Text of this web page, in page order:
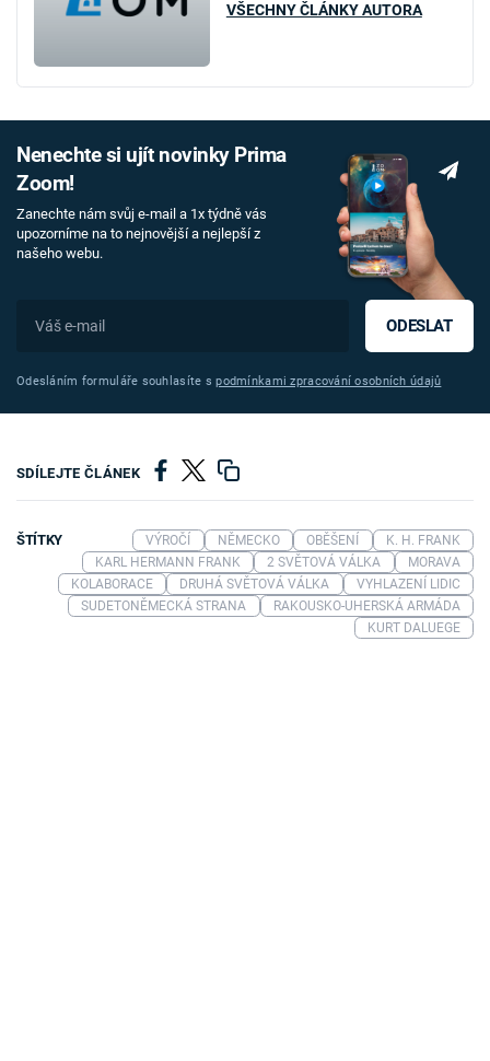
VŠECHNY ČLÁNKY AUTORA
Nenechte si ujít novinky Prima
Zoom!
Zanechte nám svůj e-mail a 1x týdně vás
upozorníme na to nejnovější a nejlepší z
našeho webu.
ODESLAT
Odesláním formuláře souhlasíte spodmínkami zpracování osobních údajů
SDÍLEJTE ČLÁNEK
ŠTÍTKY VÝROČÍ NĚMECKO OBĚŠENÍ
K. H. FRANK
KARL HERMANN FRANK
2 SVĚTOVÁ VÁLKA
MORAVA
KOLABORACE
DRUHÁ SVĚTOVÁ VÁLKA
VYHLAZENÍ LIDIC
SUDETONĚMECKÁ STRANA
RAKOUSKO-UHERSKÁ ARMÁDA
KURT DALUEGE